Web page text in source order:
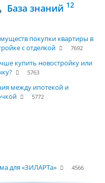
База знаний 12
покупки квартиры в
с отделкой
7692
купить новостройку или
5763
между ипотекой и
5772
для «ЗИЛАРТа» 4566